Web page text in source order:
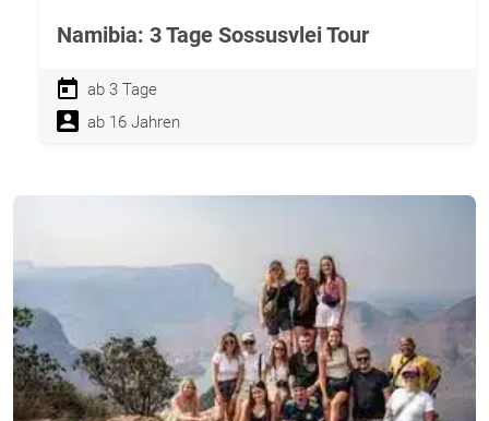
Namibia: 3 Tage Sossusvlei Tour
ab 3 Tage
ab 16 Jahren